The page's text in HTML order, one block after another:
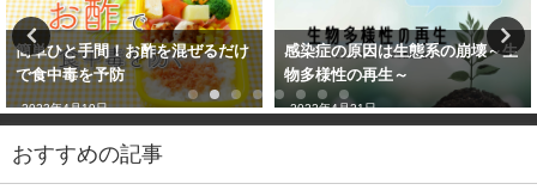
簡単ひと手間！お酢を混ぜるだけ
で食中毒を予防
2023年4月19日
感染症の原因は生態系の崩壊～生
物多様性の再生～
2022年4月21日
おすすめの記事